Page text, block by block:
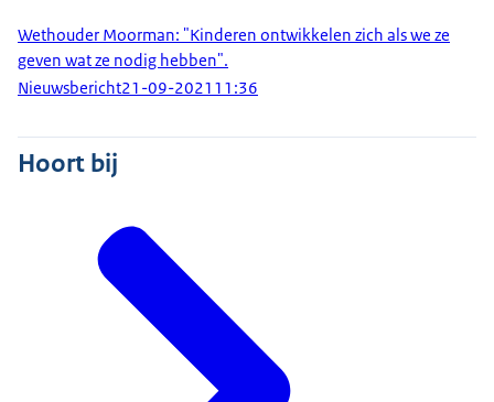
Wethouder Moorman: "Kinderen ontwikkelen zich als we ze
geven wat ze nodig hebben".
Nieuwsbericht21-09-2021 11:36
Hoort bij